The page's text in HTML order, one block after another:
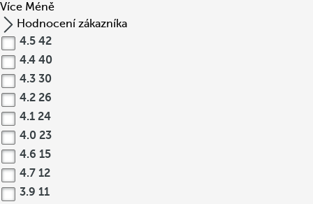
Více Méně
Hodnocení zákazníka
4.5 42
4.4 40
4.3 30
4.2 26
4.1 24
4.0 23
4.6 15
4.7 12
3.9 11